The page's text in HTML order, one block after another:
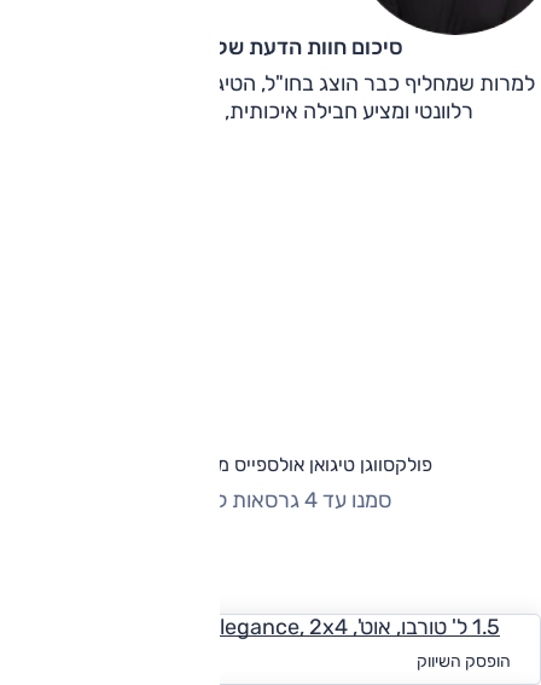
סיכום חוות הדעת של קינן כהן
למרות שמחליף כבר הוצג בחו"ל, הטיגואן אולספייס הוותיק עדיין
רלוונטי ומציע חבילה איכותית, מאוזנת ושימושית.
פולקסווגן טיגואן אולספייס מחירון וגרסאות
סמנו עד 4 גרסאות להשוואה
1.5 ל' טורבו, אוט', Elegance, 2x4
הופסק השיווק